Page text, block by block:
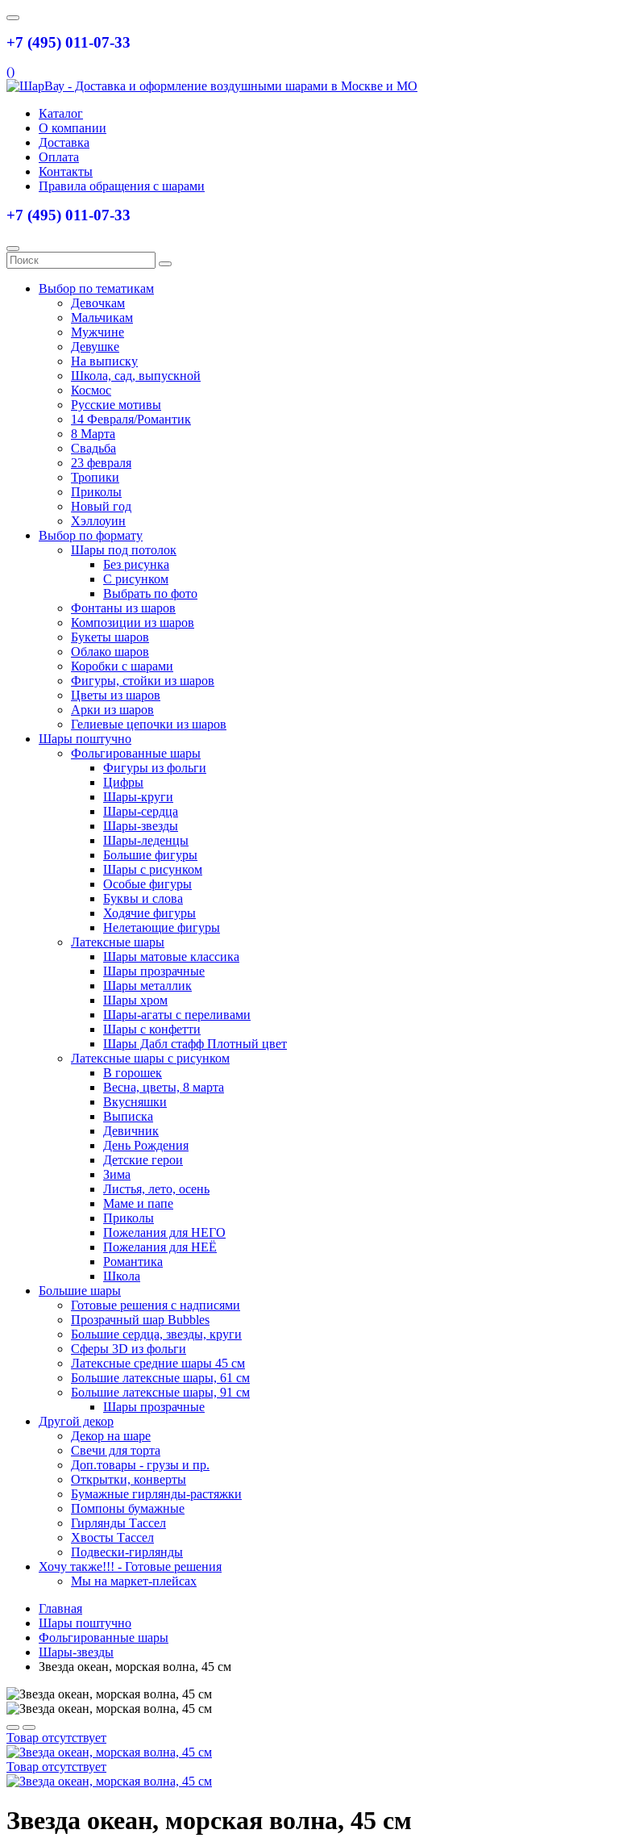
+7 (495) 011-07-33
()
Каталог
О компании
Доставка
Оплата
Контакты
Правила обращения с шарами
+7 (495) 011-07-33
Выбор по тематикам
Девочкам
Мальчикам
Мужчине
Девушке
На выписку
Школа, сад, выпускной
Космос
Русские мотивы
14 Февраля/Романтик
8 Марта
Свадьба
23 февраля
Тропики
Приколы
Новый год
Хэллоуин
Выбор по формату
Шары под потолок
Без рисунка
С рисунком
Выбрать по фото
Фонтаны из шаров
Композиции из шаров
Букеты шаров
Облако шаров
Коробки с шарами
Фигуры, стойки из шаров
Цветы из шаров
Арки из шаров
Гелиевые цепочки из шаров
Шары поштучно
Фольгированные шары
Фигуры из фольги
Цифры
Шары-круги
Шары-сердца
Шары-звезды
Шары-леденцы
Большие фигуры
Шары с рисунком
Особые фигуры
Буквы и слова
Ходячие фигуры
Нелетающие фигуры
Латексные шары
Шары матовые классика
Шары прозрачные
Шары металлик
Шары хром
Шары-агаты с переливами
Шары с конфетти
Шары Дабл стафф Плотный цвет
Латексные шары с рисунком
В горошек
Весна, цветы, 8 марта
Вкусняшки
Выписка
Девичник
День Рождения
Детские герои
Зима
Листья, лето, осень
Маме и папе
Приколы
Пожелания для НЕГО
Пожелания для НЕЁ
Романтика
Школа
Большие шары
Готовые решения с надписями
Прозрачный шар Bubbles
Большие сердца, звезды, круги
Сферы 3D из фольги
Латексные средние шары 45 см
Большие латексные шары, 61 см
Большие латексные шары, 91 см
Шары прозрачные
Другой декор
Декор на шаре
Свечи для торта
Доп.товары - грузы и пр.
Открытки, конверты
Бумажные гирлянды-растяжки
Помпоны бумажные
Гирлянды Тассел
Хвосты Тассел
Подвески-гирлянды
Хочу также!!! - Готовые решения
Мы на маркет-плейсах
Главная
Шары поштучно
Фольгированные шары
Шары-звезды
Звезда океан, морская волна, 45 см
Товар отсутствует
Товар отсутствует
Звезда океан, морская волна, 45 см